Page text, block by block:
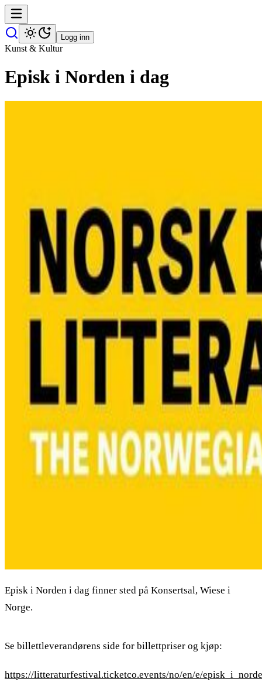
Logg inn
Kunst & Kultur
Episk i Norden i dag
Episk i Norden i dag finner sted på Konsertsal, Wiese i
Norge.
Se billettleverandørens side for billettpriser og kjøp:
https://litteraturfestival.ticketco.events/no/en/e/